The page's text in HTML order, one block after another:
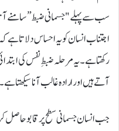
سب سے پہلے "جسمانی ضبط” سامنے
اجتناب انسان کو یہ احساس دلاتا ہے
رکھتا ہے۔ یہ مرحلہ ضبطِ نفس کی
آتے ہیں اور ارادہ غالب آنا سیکھتا
جب انسان جسمانی سطح پر قابو حاصل